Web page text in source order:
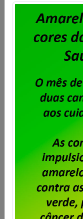
do trabalhador,
Contribuição Para
Saiba mais